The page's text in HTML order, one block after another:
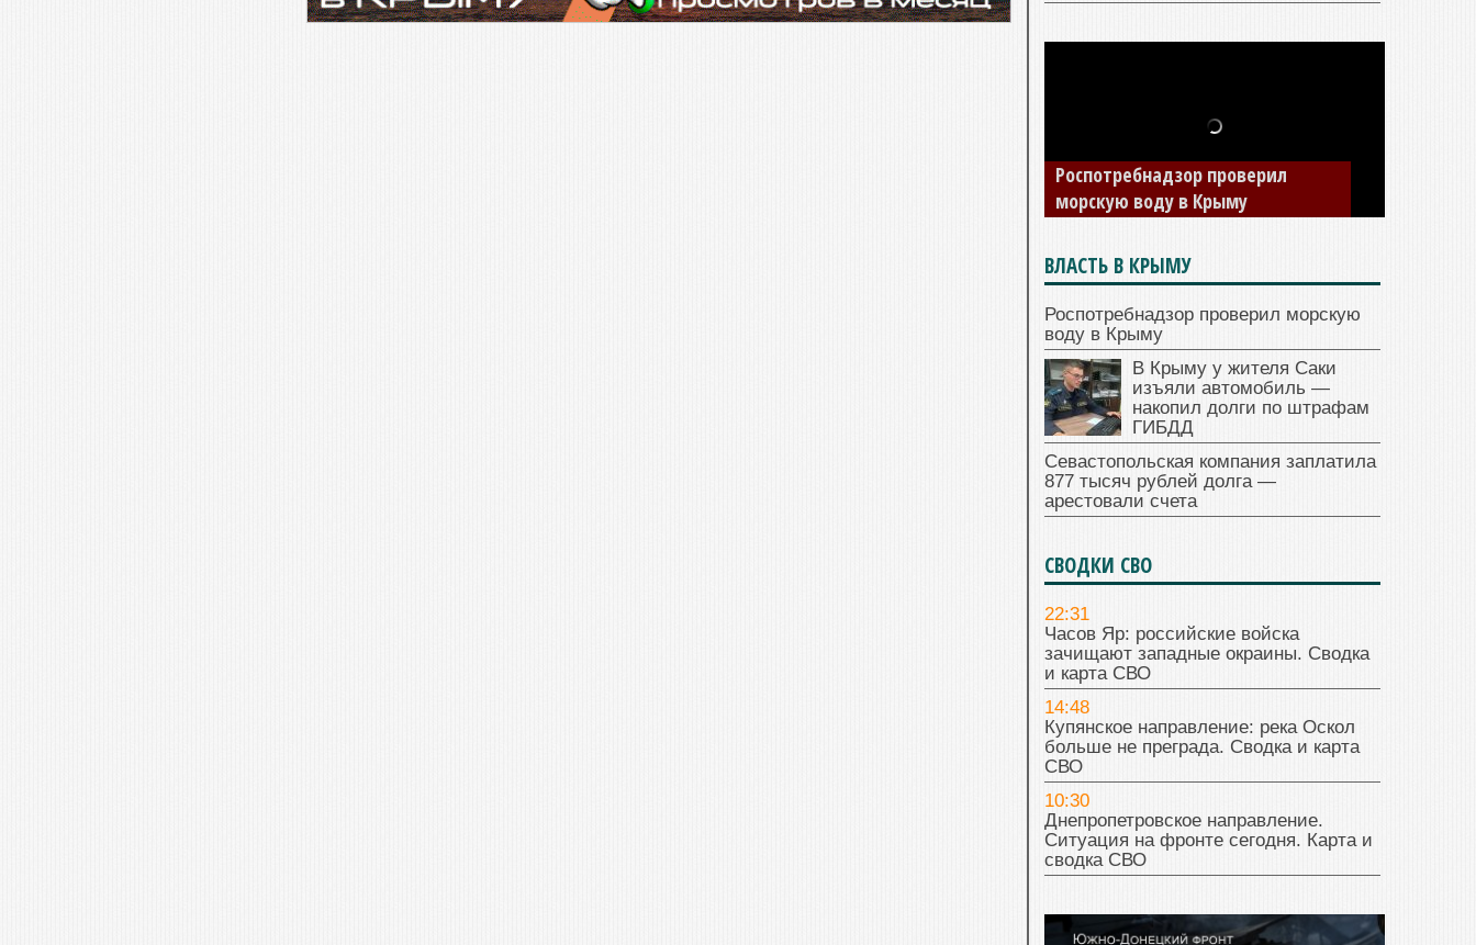
автомобиль — накопил долги по
штрафам ГИБДД
ВЛАСТЬ В КРЫМУ
Роспотребнадзор проверил морскую
воду в Крыму
В Крыму у жителя Саки
изъяли автомобиль —
накопил долги по штрафам
ГИБДД
Севастопольская компания заплатила
877 тысяч рублей долга —
арестовали счета
СВОДКИ СВО
22:31
Часов Яр: российские войска
зачищают западные окраины. Сводка
и карта СВО
14:48
Купянское направление: река Оскол
больше не преграда. Сводка и карта
СВО
10:30
Днепропетровское направление.
Ситуация на фронте сегодня. Карта и
сводка СВО